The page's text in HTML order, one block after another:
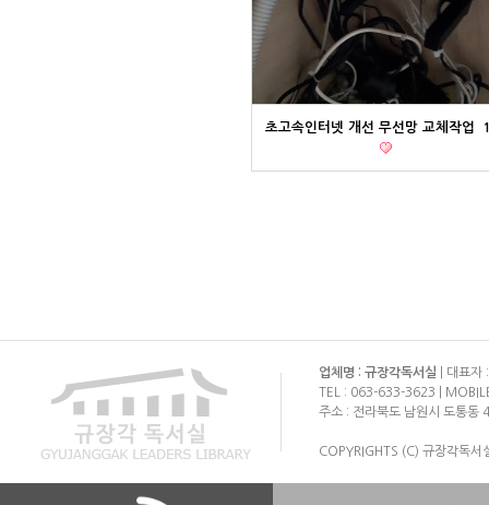
초고속인터넷 개선 무선망 교체작업
업체명 : 규장각독서실 | 대표
TEL : 063-633-3623 |
주소 : 전라북도 남원시 도통동
COPYRIGHTS (C) 규장각독서